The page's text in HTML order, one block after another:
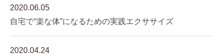
2020.06.05
自宅で“楽な体”になるための実践エクササイズ
2020.04.24